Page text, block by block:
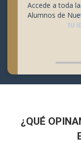
Accede a toda
Alumnos de
¿QUÉ